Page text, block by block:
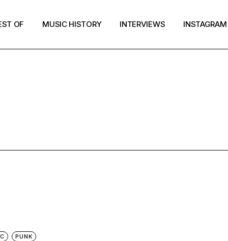
OF MUSIC HISTORY INTERVIEWS INSTAGRAM
PUNK